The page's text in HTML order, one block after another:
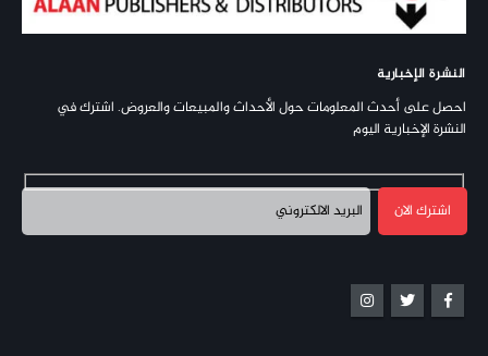
النشرة الإخبارية
احصل على أحدث المعلومات حول الأحداث والمبيعات والعروض. اشترك في
النشرة الإخبارية اليوم